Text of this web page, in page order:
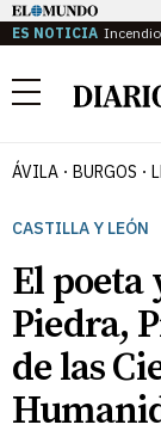
ES NOTICIA
Menú
ÁVILA BURGOS
CASTILLA Y LEÓN
El poeta
Piedra,
de las